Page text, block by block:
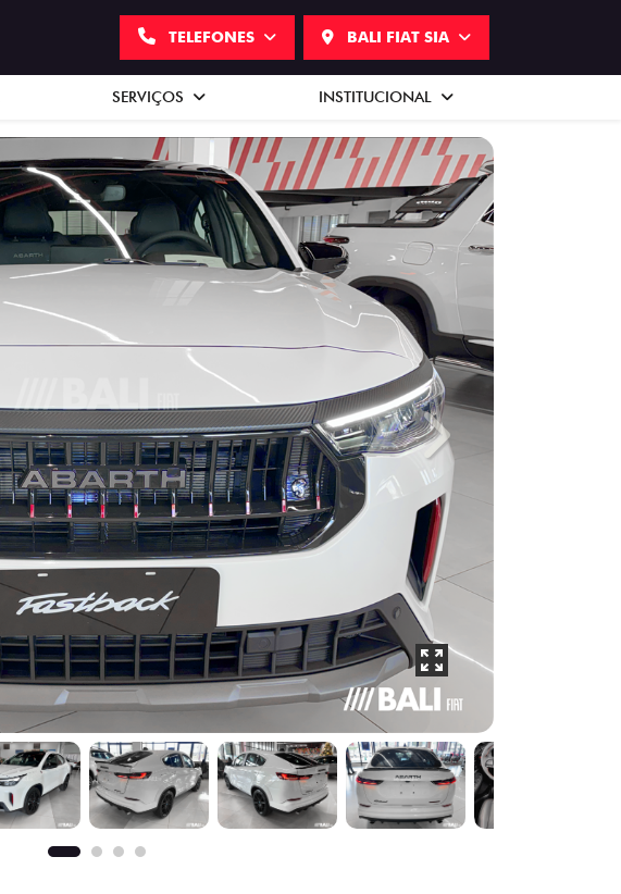
TELEFONES BALI FIAT SIA
SERVIÇOS INSTITUCIONAL
Next